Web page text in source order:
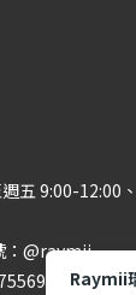
五 9:00-12:00
：@raymii
#201
Raymii